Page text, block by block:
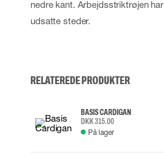
nedre kant. Arbejdsstriktrøjen
udsatte steder.
RELATEREDE PRODUKTER
BASIS CARDIGAN
DKK 315.00
På lager